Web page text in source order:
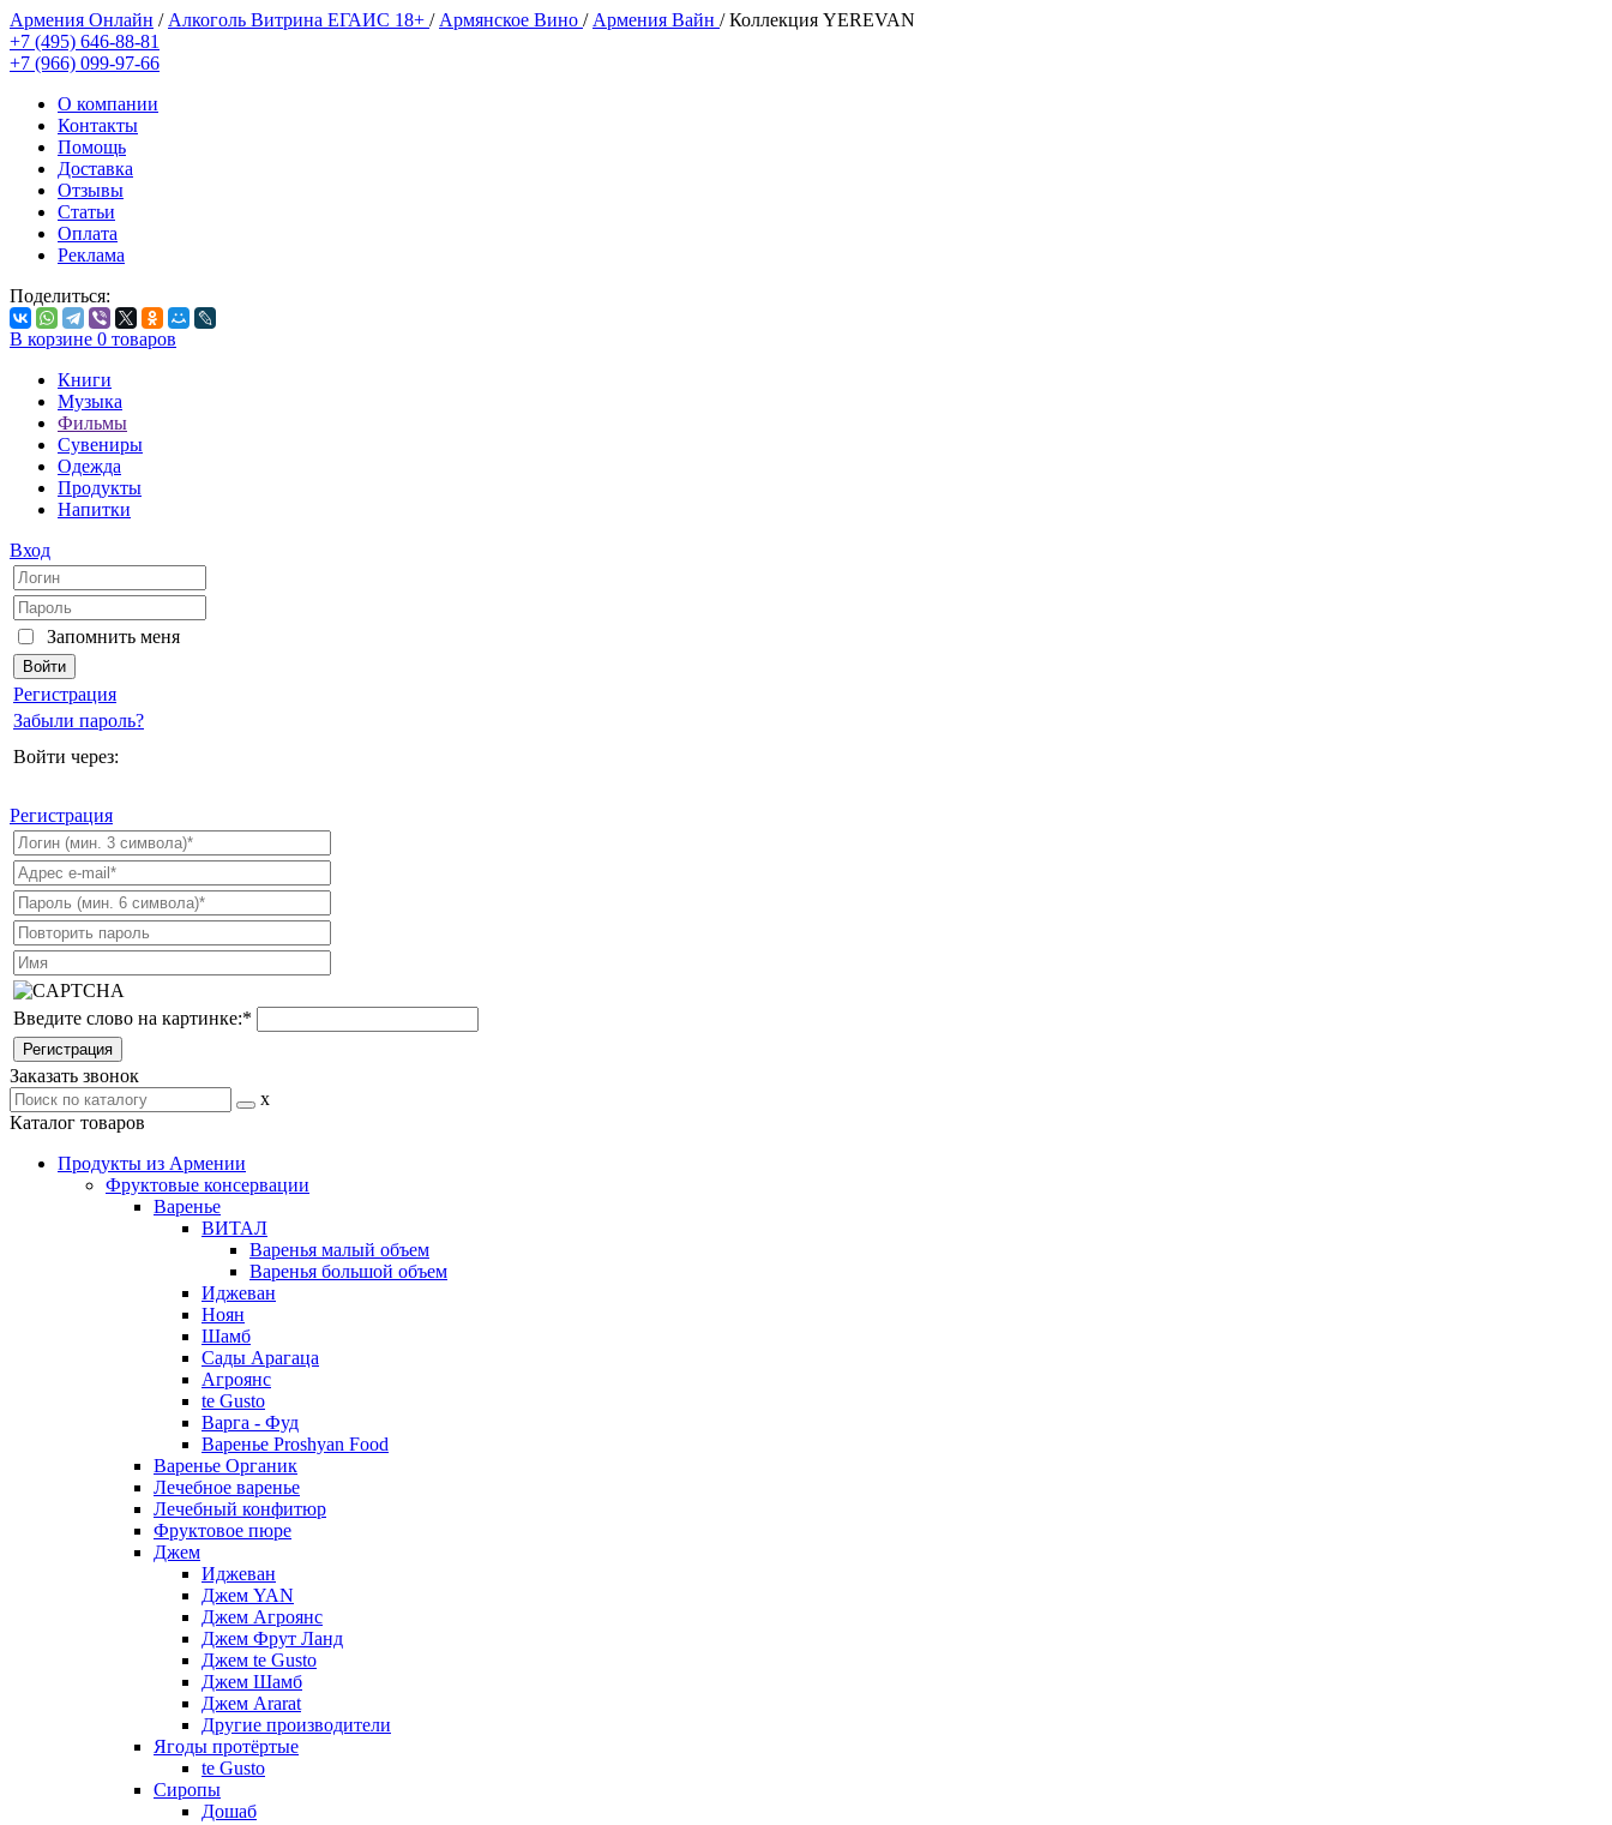
Армения Онлайн / Алкоголь Витрина ЕГАИС 18+ / Армянское Вино / Армения Вайн /Коллекция YEREVAN
+7 (495) 646-88-81
+7 (966) 099-97-66
О компании
Контакты
Помощь
Доставка
Отзывы
Статьи
Оплата
Реклама
Поделиться:
В корзине 0 товаров
Книги
Музыка
Фильмы
Сувениры
Одежда
Продукты
Напитки
Вход
Запомнить меня
Регистрация
Забыли пароль?
Войти через:
Регистрация
Введите слово на картинке:*
Заказать звонок
x
Каталог товаров
Продукты из Армении
Фруктовые консервации
Варенье
ВИТАЛ
Варенья малый объем
Варенья большой объем
Иджеван
Ноян
Шамб
Сады Арагаца
Агроянс
te Gusto
Варга - Фуд
Варенье Proshyan Food
Варенье Органик
Лечебное варенье
Лечебный конфитюр
Фруктовое пюре
Джем
Иджеван
Джем YAN
Джем Агроянс
Джем Фрут Ланд
Джем te Gusto
Джем Шамб
Джем Ararat
Другие производители
Ягоды протёртые
te Gusto
Сиропы
Дошаб